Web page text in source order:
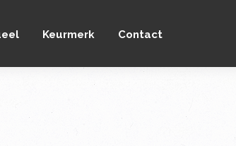
Keurmerk Contact